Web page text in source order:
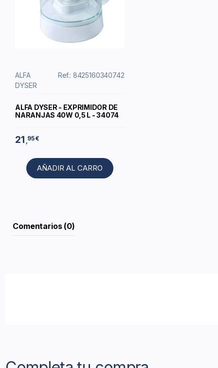
ALFA
DYSER
Ref.: 8425160340742
ALFA DYSER - EXPRIMIDOR DE
NARANJAS 40W 0,5 L - 34074
21 95 €
AÑADIR AL CARRO
Comentarios (0)